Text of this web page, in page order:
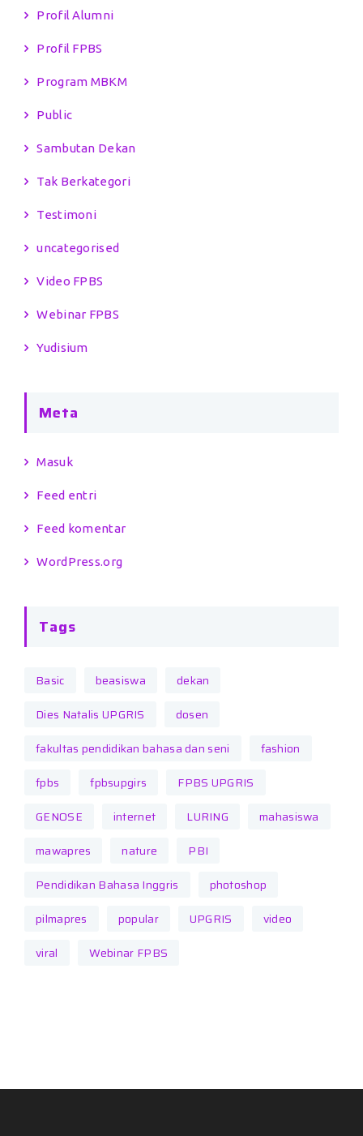
Profil Alumni
Profil FPBS
Program MBKM
Public
Sambutan Dekan
Tak Berkategori
Testimoni
uncategorised
Video FPBS
Webinar FPBS
Yudisium
Meta
Masuk
Feed entri
Feed komentar
WordPress.org
Tags
Basic beasiswa
dekan
Dies Natalis UPGRIS
dosen
fakultas pendidikan bahasa dan seni
fashion
fpbs
fpbsupgirs
FPBS UPGRIS
GENOSE
internet LURING
mahasiswa
mawapres
nature
PBI
Pendidikan Bahasa Inggris
photoshop
pilmapres
popular UPGRIS
video
viral
Webinar FPBS